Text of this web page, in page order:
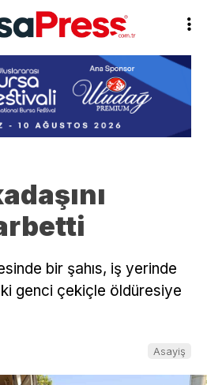
bir şahıs, iş yerinde
genci çekiçle öldüresiye
Asayiş